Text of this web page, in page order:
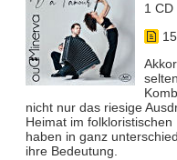
1 CD
nicht nur das riesige
Heimat im
haben in ganz
ihre Bedeutung.